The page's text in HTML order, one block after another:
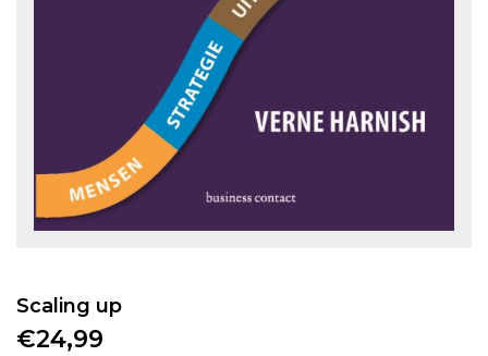
Scaling up
€24,99